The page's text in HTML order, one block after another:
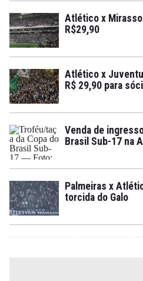
Atlético x
R$29,90
Atlético x
R$ 29,90 para
Venda de
Brasil Sub-17 na
Palmeiras x
torcida do Galo